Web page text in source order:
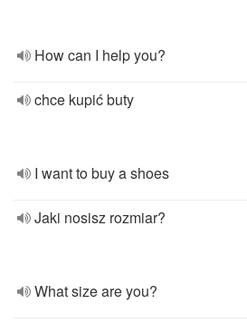
How can I help you?
chce kupić buty
I want to buy a shoes
Jaki nosisz rozmiar?
What size are you?